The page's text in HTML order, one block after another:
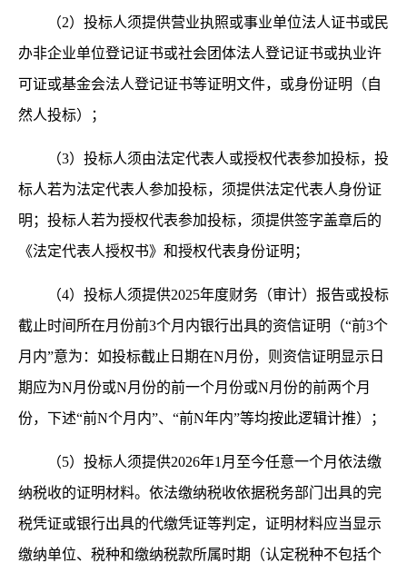
（2）投标人须提供营业执照或事业单位法人证书或民
办非企业单位登记证书或社会团体法人登记证书或执业许
可证或基金会法人登记证书等证明文件，或身份证明（自
然人投标）；
（3）投标人须由法定代表人或授权代表参加投标，投
标人若为法定代表人参加投标，须提供法定代表人身份证
明；投标人若为授权代表参加投标，须提供签字盖章后的
《法定代表人授权书》和授权代表身份证明；
（4）投标人须提供2025年度财务（审计）报告或投标
截止时间所在月份前3个月内银行出具的资信证明（“前3个
月内”意为：如投标截止日期在N月份，则资信证明显示日
期应为N月份或N月份的前一个月份或N月份的前两个月
份，下述“前N个月内”、“前N年内”等均按此逻辑计推）；
（5）投标人须提供2026年1月至今任意一个月依法缴
纳税收的证明材料。依法缴纳税收依据税务部门出具的完
税凭证或银行出具的代缴凭证等判定，证明材料应当显示
缴纳单位、税种和缴纳税款所属时期（认定税种不包括个